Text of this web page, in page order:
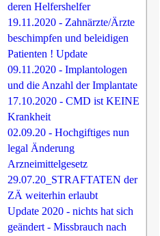
deren Helfershelfer
19.11.2020 - Zahnärzte/Ärzte
beschimpfen und beleidigen
Patienten ! Update
09.11.2020 - Implantologen
und die Anzahl der Implantate
17.10.2020 - CMD ist KEINE
Krankheit
02.09.20 - Hochgiftiges nun
legal Änderung
Arzneimittelgesetz
29.07.20_STRAFTATEN der
ZÄ weiterhin erlaubt
Update 2020 - nichts hat sich
geändert - Missbrauch nach